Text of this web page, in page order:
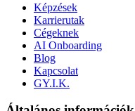
Képzések
Karrierutak
Cégeknek
AI Onboarding
Blog
Kapcsolat
GY.I.K.